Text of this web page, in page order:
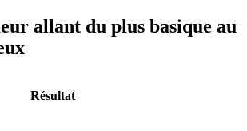
allant du plus basique au
Résultat